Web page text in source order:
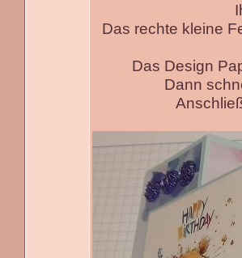
Das rechte kleine
Das Design
Dann